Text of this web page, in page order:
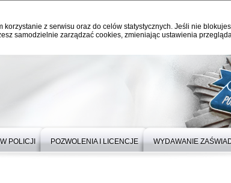
z serwisu oraz do celów statystycznych. Jeśli nie
samodzielnie zarządzać cookies, zmieniając ustawienia
POLICJI POZWOLENIA I LICENCJE WYDAWANIE